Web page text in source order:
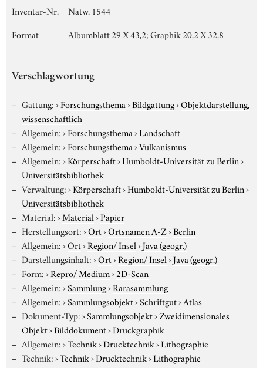
Inventar-Nr.
Natw. 1544
Format
Albumblatt 29 X 43,2; Graphik 20,2 X 32,8
Verschlagwortung
Gattung:›Forschungsthema›Bildgattung›Objektdarstellung,
wissenschaftlich
Allgemein:›Forschungsthema›Landschaft
Allgemein:›Forschungsthema›Vulkanismus
Allgemein:›Körperschaft›Humboldt-Universität zu Berlin›
Universitätsbibliothek
Verwaltung:›Körperschaft›Humboldt-Universität zu Berlin›
Universitätsbibliothek
Material:›Material›Papier
Herstellungsort:›Ort›Ortsnamen A-Z›Berlin
Allgemein:›Ort›Region/ Insel›Java (geogr.)
Darstellungsinhalt:›Ort›Region/ Insel›Java (geogr.)
Form:›Repro/ Medium›2D-Scan
Allgemein:›Sammlung›Rarasammlung
Allgemein:›Sammlungsobjekt›Schriftgut›Atlas
Dokument-Typ:›Sammlungsobjekt›Zweidimensionales
Objekt›Bilddokument›Druckgraphik
Allgemein:›Technik›Drucktechnik›Lithographie
Technik:›Technik›Drucktechnik›Lithographie